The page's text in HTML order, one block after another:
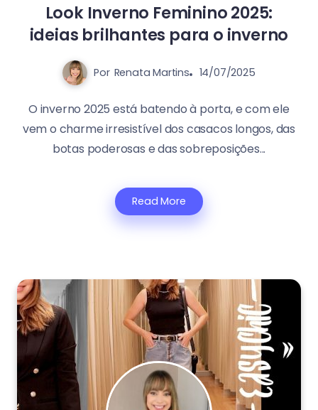
Look Inverno Feminino 2025:
ideias brilhantes para o inverno
Por Renata Martins 14/07/2025
O inverno 2025 está batendo à porta, e com ele
vem o charme irresistível dos casacos longos, das
botas poderosas e das sobreposições...
Read More